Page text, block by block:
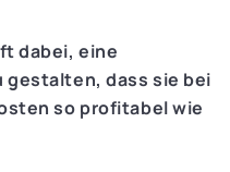
dabei, eine
dass sie bei
so profitabel wie